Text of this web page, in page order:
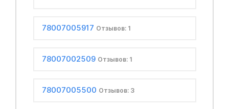
78007005917 Отзывов: 1
78007002509 Отзывов: 1
78007005500 Отзывов: 3